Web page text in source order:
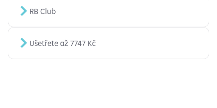
RB Club
Ušetřete až 7747 Kč